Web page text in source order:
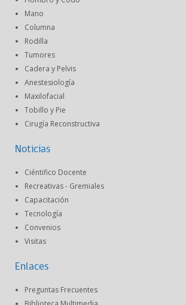
Mano
Columna
Rodilla
Tumores
Cadera y Pelvis
Anestesiología
Maxilofacial
Tobillo y Pie
Cirugía Reconstructiva
Noticias
Ciéntifico Docente
Recreativas - Gremiales
Capacitación
Tecnología
Convenios
Visitas
Enlaces
Preguntas Frecuentes